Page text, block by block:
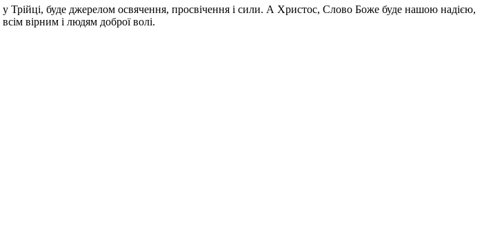
Трійці, буде джерелом освячення, просвічення і сили. А Христос, Слово Боже буде нашою надією,
вірним і людям доброї волі.